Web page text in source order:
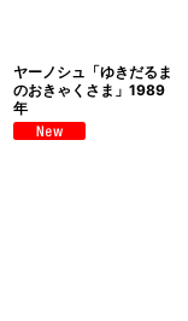
ヤーノシュ「ゆきだるま
のおきゃくさま」1989
年